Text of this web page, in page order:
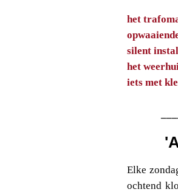
het
silent
het
iets met
Elke
ochtend